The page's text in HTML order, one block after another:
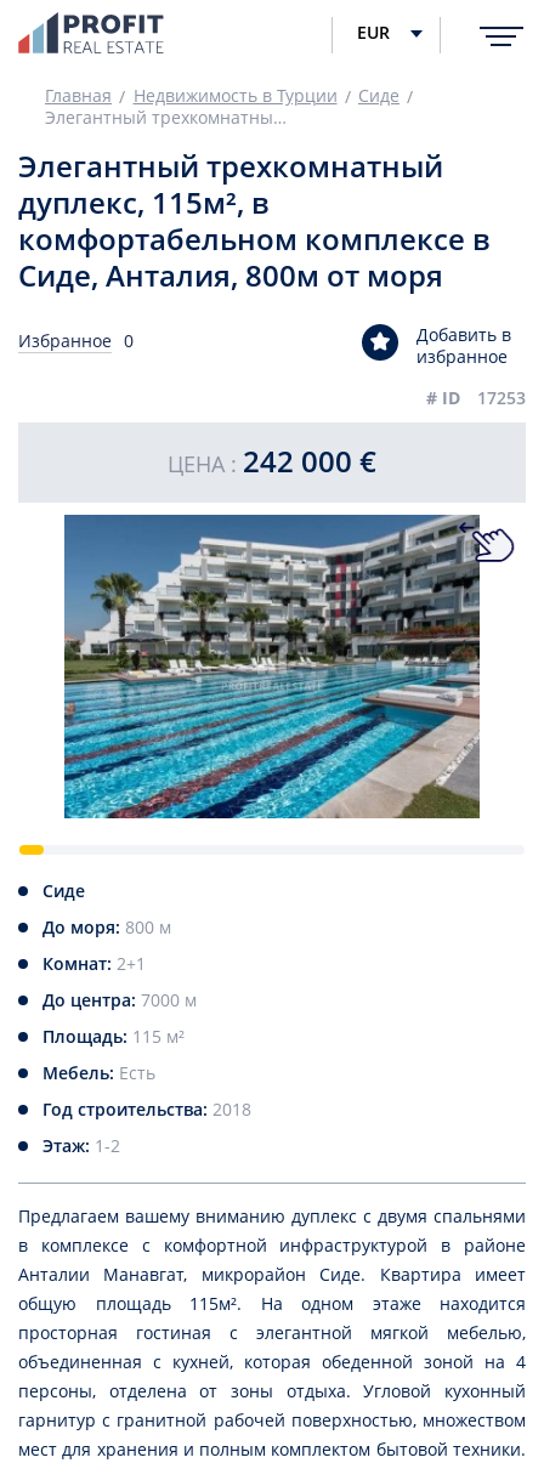
EUR
Главная Недвижимость в Турции
Сиде
Элегантный трехкомнатный дуплекс, 115м², в комфортабельном комплексе в Сиде, Анталия, 800м от моря
Элегантный трехкомнатный
дуплекс, 115м², в
комфортабельном комплексе в
Сиде, Анталия, 800м от моря
Избранное 0
Добавить в
избранное
# ID
17253
ЦЕНА : 242 000 €
Сиде
До моря: 800 м
Комнат: 2+1
До центра: 7000 м
Площадь: 115 м²
Мебель: Есть
Год строительства: 2018
Этаж: 1-2
Предлагаем вашему вниманию дуплекс с двумя спальнями
в комплексе с комфортной инфраструктурой в районе
Анталии Манавгат, микрорайон Сиде. Квартира имеет
общую площадь 115м². На одном этаже находится
просторная гостиная с элегантной мягкой мебелью,
объединенная с кухней, которая обеденной зоной на 4
персоны, отделена от зоны отдыха. Угловой кухонный
гарнитур с гранитной рабочей поверхностью, множеством
мест для хранения и полным комплектом бытовой техники.